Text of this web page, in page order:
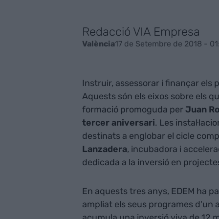
Redacció VIA Empresa
València17 de Setembre de 2018 -
Instruir, assessorar i finançar els
Aquests són els eixos sobre els
formació promoguda perJuan
tercer aniversari. Les
destinats a englobar el cicle
Lanzadera, incubadora i
dedicada a la inversió en
En aquests tres anys, EDEM ha
ampliat els seus programes d'un